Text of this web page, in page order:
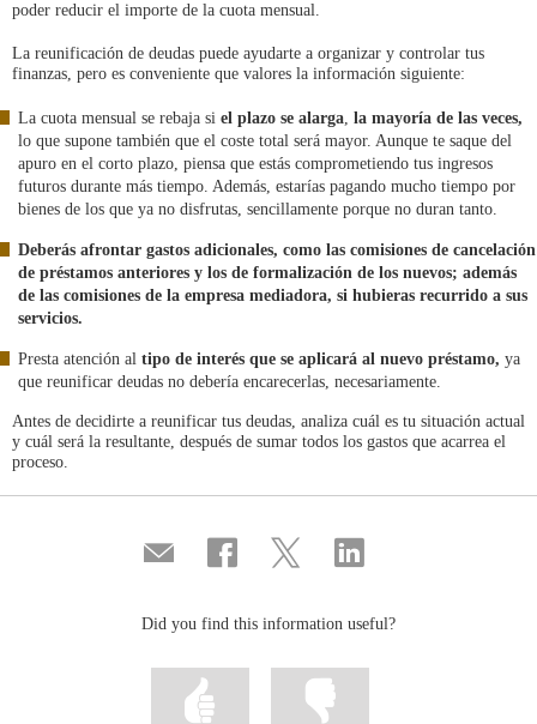
poder reducir el importe de la cuota mensual.
La reunificación de deudas puede ayudarte a organizar y controlar tus
finanzas, pero es conveniente que valores la información siguiente:
La cuota mensual se rebaja si el plazo se alarga, la mayoría de las veces,
lo que supone también que el coste total será mayor. Aunque te saque del
apuro en el corto plazo, piensa que estás comprometiendo tus ingresos
futuros durante más tiempo. Además, estarías pagando mucho tiempo por
bienes de los que ya no disfrutas, sencillamente porque no duran tanto.
Deberás afrontar gastos adicionales, como las comisiones de cancelación
de préstamos anteriores y los de formalización de los nuevos; además
de las comisiones de la empresa mediadora, si hubieras recurrido a sus
servicios.
Presta atención al tipo de interés que se aplicará al nuevo préstamo, ya
que reunificar deudas no debería encarecerlas, necesariamente.
Antes de decidirte a reunificar tus deudas, analiza cuál es tu situación actual
y cuál será la resultante, después de sumar todos los gastos que acarrea el
proceso.
Compartir
por
Share
on
Share
on
Share
on
Did you find this information useful?
Mark
information